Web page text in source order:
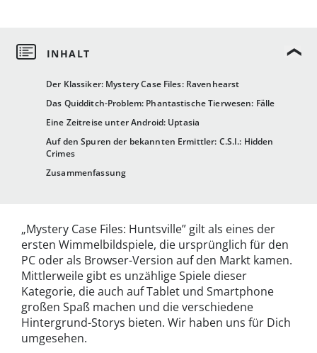
Der Klassiker: Mystery Case Files: Ravenhearst
Das Quidditch-Problem: Phantastische Tierwesen: Fälle
Eine Zeitreise unter Android: Uptasia
Auf den Spuren der bekannten Ermittler: C.S.I.: Hidden
Crimes
Zusammenfassung
„Mystery Case Files: Huntsville” gilt als eines der
ersten Wimmelbildspiele, die ursprünglich für den
PC oder als Browser-Version auf den Markt kamen.
Mittlerweile gibt es unzählige Spiele dieser
Kategorie, die auch auf Tablet und Smartphone
großen Spaß machen und die verschiedene
Hintergrund-Storys bieten. Wir haben uns für Dich
umgesehen.